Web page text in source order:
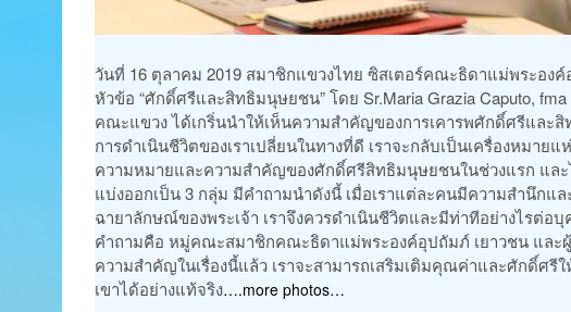
วันที่ 16 ตุลาคม 2019 สมาชิกแขวงไทย ซิสเตอร์คณะธิดาแม่พระอง
หัวข้อ “ศักดิ์ศรีและสิทธิมนุษยชน” โดย Sr.Maria Grazia Caputo,
คณะแขวง ได้เกริ่นนำให้เห็นความสำคัญของการเคารพศักดิ์ศรีและ
การดำเนินชีวิตของเราเปลี่ยนในทางที่ดี เราจะกลับเป็นเครื่องหมา
ความหมายและความสำคัญของศักดิ์ศรีสิทธิมนุษยชนในช่วงแรก แล
แบ่งออกเป็น 3 กลุ่ม มีคำถามนำดังนี้ เมื่อเราแต่ละคนมีความสำนึกแ
ฉายาลักษณ์ของพระเจ้า เราจึงควรดำเนินชีวิตและมีท่าทีอย่างไรต่อ
คำถามคือ หมู่คณะสมาชิกคณะธิดาแม่พระองค์อุปถัมภ์ เยาวชน และผู้
ความสำคัญในเรื่องนี้แล้ว เราจะสามารถเสริมเติมคุณค่าและศักดิ์ศ
เขาได้อย่างแท้จริง….more photos…